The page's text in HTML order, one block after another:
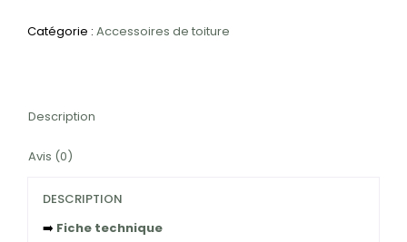
Catégorie : Accessoires de toiture
Description
Avis (0)
DESCRIPTION
➡️ Fiche technique